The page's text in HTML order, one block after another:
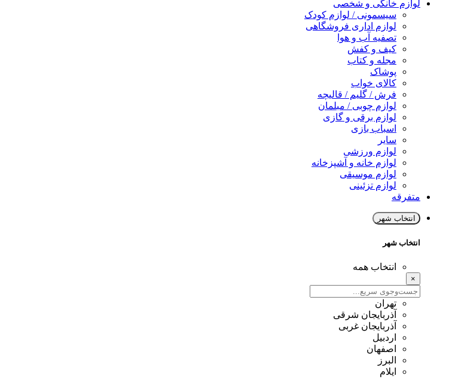
لوازم خانگی و شخصی
سیسمونی / لوازم کودک
لوازم اداری فروشگاهی
تصفیه آب و هوا
کیف و کفش
مجله و کتاب
پوشاک
کالای خواب
فرش / گلیم / قالیچه
لوازم چوبی / مبلمان
لوازم برقی و گازی
اسباب بازی
سایر
لوازم ورزشی
لوازم خانه و آشپزخانه
لوازم موسیقی
لوازم تزئینی
متفرقه
انتخاب شهر
انتخاب شهر
انتخاب همه
×
تهران
آذربایجان شرقی
آذربایجان غربی
اردبیل
اصفهان
البرز
ایلام